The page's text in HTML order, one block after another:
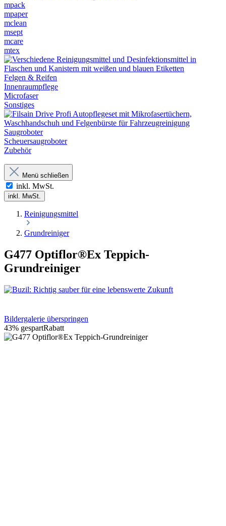
mpack
mpaper
mclean
msept
mcare
mtex
Felgen & Reifen
Innenraumpflege
Microfaser
Sonstiges
Saugroboter
Scheuersaugroboter
Zubehör
Menü schließen
inkl. MwSt.
inkl. MwSt.
Reinigungsmittel
Grundreiniger
G477 Optiflor®Ex Teppich-
Grundreiniger
Bildergalerie überspringen
43% gespartRabatt